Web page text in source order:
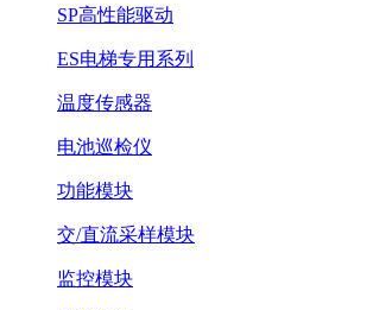
SP高性能驱动
ES电梯专用系列
温度传感器
电池巡检仪
功能模块
交/直流采样模块
监控模块